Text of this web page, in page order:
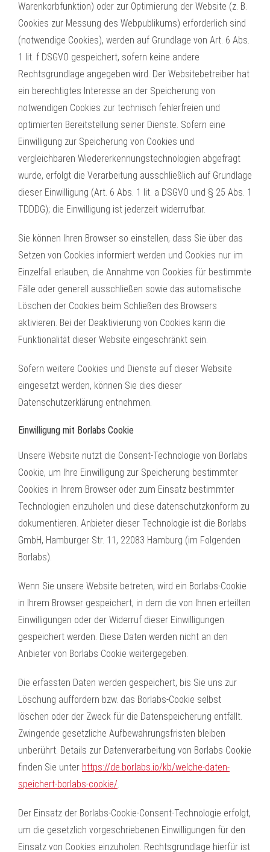
Warenkorbfunktion) oder zur Optimierung der Website (z. B.
Cookies zur Messung des Webpublikums) erforderlich sind
(notwendige Cookies), werden auf Grundlage von Art. 6 Abs.
1 lit. f DSGVO gespeichert, sofern keine andere
Rechtsgrundlage angegeben wird. Der Websitebetreiber hat
ein berechtigtes Interesse an der Speicherung von
notwendigen Cookies zur technisch fehlerfreien und
optimierten Bereitstellung seiner Dienste. Sofern eine
Einwilligung zur Speicherung von Cookies und
vergleichbaren Wiedererkennungstechnologien abgefragt
wurde, erfolgt die Verarbeitung ausschließlich auf Grundlage
dieser Einwilligung (Art. 6 Abs. 1 lit. a DSGVO und § 25 Abs. 1
TDDDG); die Einwilligung ist jederzeit widerrufbar.
Sie können Ihren Browser so einstellen, dass Sie über das
Setzen von Cookies informiert werden und Cookies nur im
Einzelfall erlauben, die Annahme von Cookies für bestimmte
Fälle oder generell ausschließen sowie das automatische
Löschen der Cookies beim Schließen des Browsers
aktivieren. Bei der Deaktivierung von Cookies kann die
Funktionalität dieser Website eingeschränkt sein.
Sofern weitere Cookies und Dienste auf dieser Website
eingesetzt werden, können Sie dies dieser
Datenschutzerklärung entnehmen.
Einwilligung mit Borlabs Cookie
Unsere Website nutzt die Consent-Technologie von Borlabs
Cookie, um Ihre Einwilligung zur Speicherung bestimmter
Cookies in Ihrem Browser oder zum Einsatz bestimmter
Technologien einzuholen und diese datenschutzkonform zu
dokumentieren. Anbieter dieser Technologie ist die Borlabs
GmbH, Hamburger Str. 11, 22083 Hamburg (im Folgenden
Borlabs).
Wenn Sie unsere Website betreten, wird ein Borlabs-Cookie
in Ihrem Browser gespeichert, in dem die von Ihnen erteilten
Einwilligungen oder der Widerruf dieser Einwilligungen
gespeichert werden. Diese Daten werden nicht an den
Anbieter von Borlabs Cookie weitergegeben.
Die erfassten Daten werden gespeichert, bis Sie uns zur
Löschung auffordern bzw. das Borlabs-Cookie selbst
löschen oder der Zweck für die Datenspeicherung entfällt.
Zwingende gesetzliche Aufbewahrungsfristen bleiben
unberührt. Details zur Datenverarbeitung von Borlabs Cookie
finden Sie unter https://de.borlabs.io/kb/welche-daten-
speichert-borlabs-cookie/.
Der Einsatz der Borlabs-Cookie-Consent-Technologie erfolgt,
um die gesetzlich vorgeschriebenen Einwilligungen für den
Einsatz von Cookies einzuholen. Rechtsgrundlage hierfür ist